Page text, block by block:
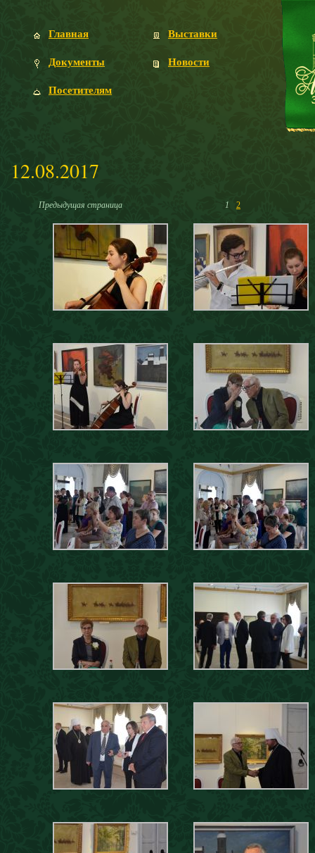
Главная
Документы
Посетителям
Выставки
Новости
12.08.2017
Предыдущая страница 1 2